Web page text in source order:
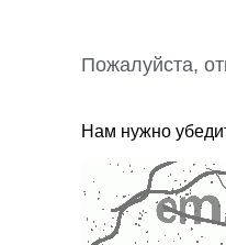
Пожалуйста,
Нам нужно